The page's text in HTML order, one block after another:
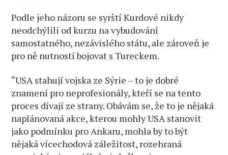
Podle jeho názoru se syrští Kurdové nikdy
neodchýlili od kurzu na vybudování
samostatného, nezávislého státu, ale zároveň je
pro ně nutností bojovat s Tureckem.
“USA stahují vojska ze Sýrie – to je dobré
znamení pro neprofesionály, kteří se na tento
proces dívají ze strany. Obávám se, že to je nějaká
naplánovaná akce, kterou mohly USA stanovit
jako podmínku pro Ankaru, mohla by to být
nějaká vícechodová záležitost, rozehraná